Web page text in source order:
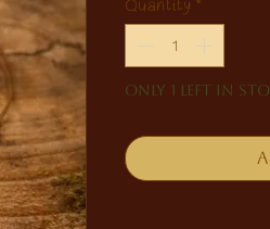
Only 1 left in